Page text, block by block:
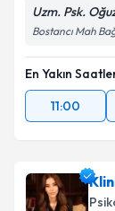
Uzm. Psk.
Bostancı Mah
En Yakın
11:00